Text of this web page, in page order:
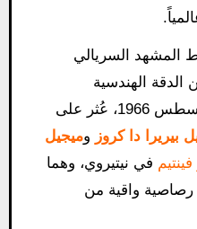
المشهد السريالي
الدقة الهندسية
والطقوس الغيبية. في 20 أغسطس 1966، عُثر على
بيريرا دا كروز وميجيل
في نيتيروي، وهما
رصاصية واقية من